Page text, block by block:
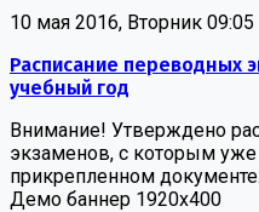
10 мая 2016, Вторник 09:05
Расписание переводных
учебный год
Внимание! Утверждено
экзаменов, с которым
прикрепленном документе.
Демо баннер 1920х400